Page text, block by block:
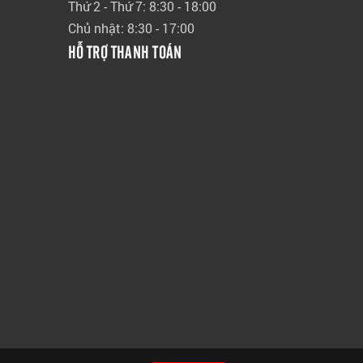
Thứ 2 - Thứ 7: 8:30 - 18:00
Chủ nhật: 8:30 - 17:00
HỖ TRỢ THANH TOÁN